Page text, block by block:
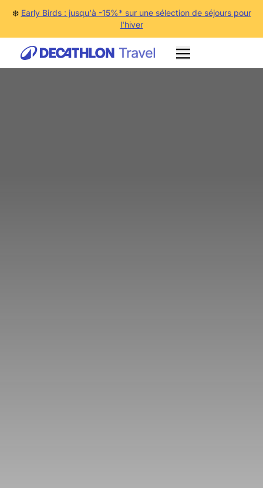
❄️ Early Birds : jusqu'à -15%* sur une sélection de séjours pour
l'hiver